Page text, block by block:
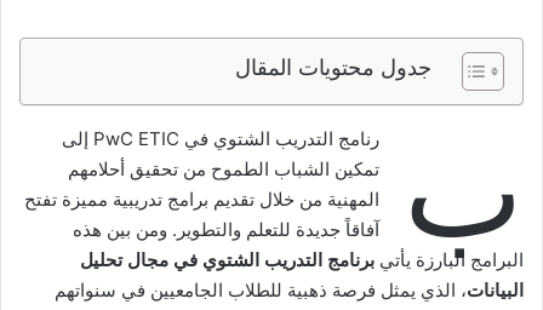
جدول محتويات المقال
ب
رنامج التدريب الشتوي في PwC ETIC إلى
تمكين الشباب الطموح من تحقيق أحلامهم
المهنية من خلال تقديم برامج تدريبية مميزة تفتح
آفاقاً جديدة للتعلم والتطوير. ومن بين هذه
البرامج البارزة يأتي برنامج التدريب الشتوي في مجال تحليل
البيانات، الذي يمثل فرصة ذهبية للطلاب الجامعيين في سنواتهم